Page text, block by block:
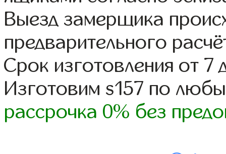
Выезд замерщика
предварительного
Срок изготовления от 7
Изготовим s157 по
рассрочка 0% без